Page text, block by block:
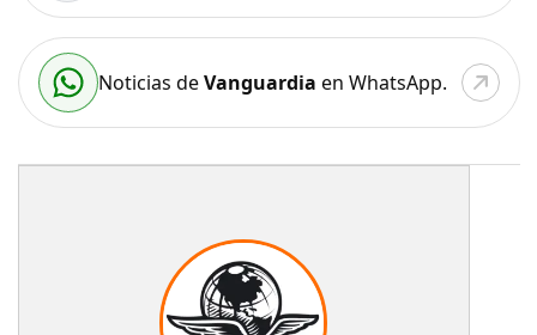
Noticias deVanguardia en WhatsApp.